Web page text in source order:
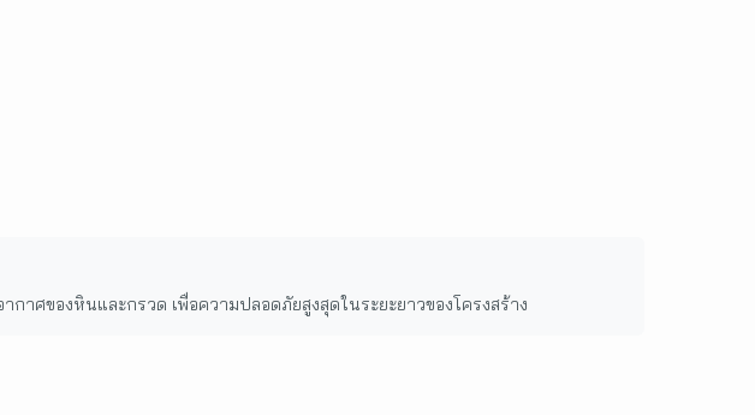
ศของหินและกรวด เพื่อความปลอดภัยสูงสุดในระยะยาวของโครงสร้าง